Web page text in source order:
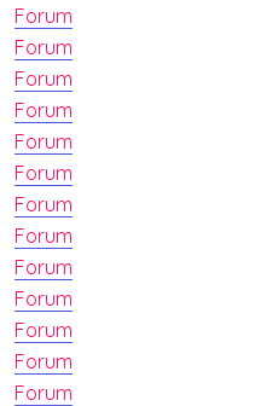
Forum
Forum
Forum
Forum
Forum
Forum
Forum
Forum
Forum
Forum
Forum
Forum
Forum